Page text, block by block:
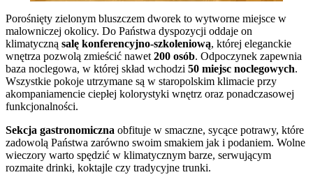
Porośnięty zielonym bluszczem dworek to wytworne miejsce w
malowniczej okolicy. Do Państwa dyspozycji oddaje on
klimatyczną salę konferencyjno-szkoleniową, której eleganckie
wnętrza pozwolą zmieścić nawet 200 osób. Odpoczynek zapewnia
baza noclegowa, w której skład wchodzi 50 miejsc noclegowych.
Wszystkie pokoje utrzymane są w staropolskim klimacie przy
akompaniamencie ciepłej kolorystyki wnętrz oraz ponadczasowej
funkcjonalności.
Sekcja gastronomiczna obfituje w smaczne, sycące potrawy, które
zadowolą Państwa zarówno swoim smakiem jak i podaniem. Wolne
wieczory warto spędzić w klimatycznym barze, serwującym
rozmaite drinki, koktajle czy tradycyjne trunki.